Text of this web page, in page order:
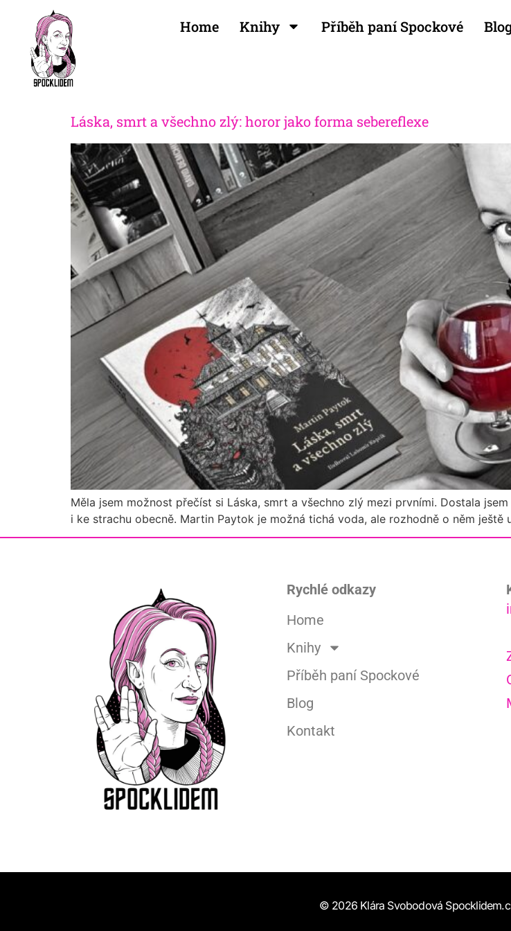
Home Knihy Příběh paní Spockové
Láska, smrt a všechno zlý: horor jako forma sebereflexe
Měla jsem možnost přečíst si Láska, smrt a všechno zlý mezi prvními. Dostala
i ke strachu obecně. Martin Paytok je možná tichá voda, ale rozhodně o něm ještě
Rychlé odkazy
Home
Knihy
Příběh paní Spockové
Blog
Kontakt
© 2026 Klára Svobodová